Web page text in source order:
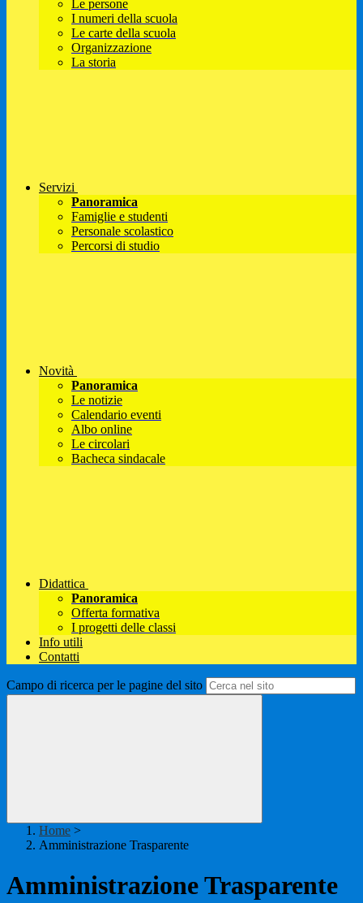
Le persone
I numeri della scuola
Le carte della scuola
Organizzazione
La storia
Servizi
Panoramica
Famiglie e studenti
Personale scolastico
Percorsi di studio
Novità
Panoramica
Le notizie
Calendario eventi
Albo online
Le circolari
Bacheca sindacale
Didattica
Panoramica
Offerta formativa
I progetti delle classi
Info utili
Contatti
Campo di ricerca per le pagine del sito
Home >
Amministrazione Trasparente
Amministrazione Trasparente